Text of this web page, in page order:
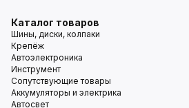
Каталог товаров
Шины, диски, колпаки
Крепёж
Автоэлектроника
Инструмент
Сопутствующие товары
Аккумуляторы и электрика
Автосвет